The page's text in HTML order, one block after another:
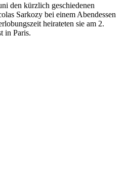
den kürzlich geschiedenen
Sarkozy bei einem Abendessen
heirateten sie am 2.
in Paris.